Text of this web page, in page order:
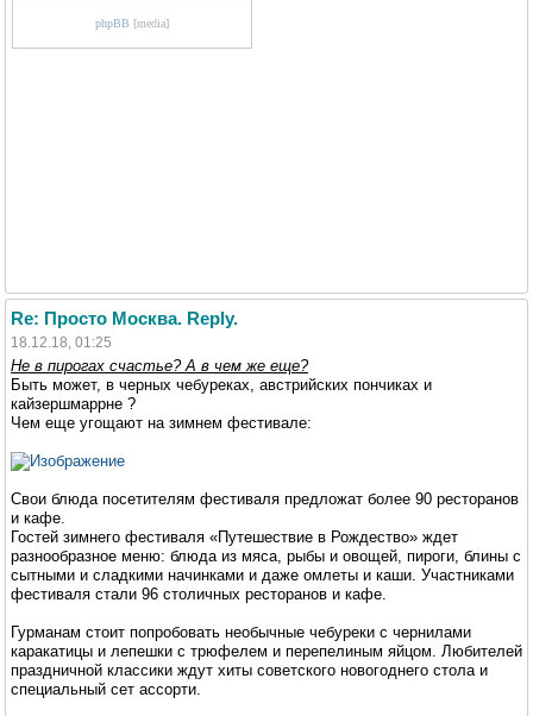
phpBB [media]
Re: Просто Москва. Reply.
18.12.18, 01:25
Не в пирогах счастье? А в чем же еще?
Быть может, в черных чебуреках, австрийских пончиках и
кайзершмаррне ?
Чем еще угощают на зимнем фестивале:
Свои блюда посетителям фестиваля предложат более 90 ресторанов
и кафе.
Гостей зимнего фестиваля «Путешествие в Рождество» ждет
разнообразное меню: блюда из мяса, рыбы и овощей, пироги, блины с
сытными и сладкими начинками и даже омлеты и каши. Участниками
фестиваля стали 96 столичных ресторанов и кафе.
Гурманам стоит попробовать необычные чебуреки с чернилами
каракатицы и лепешки с трюфелем и перепелиным яйцом. Любителей
праздничной классики ждут хиты советского новогоднего стола и
специальный сет ассорти.